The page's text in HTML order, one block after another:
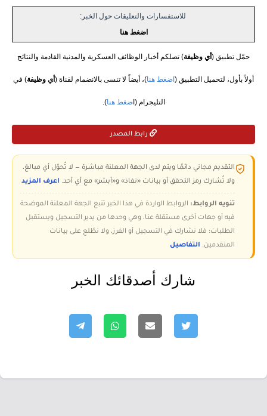
للاستفسارات والتعليقات حول الخبر:
اضغط هنا
حمّل تطبيق ( أي وظيفة) تصلكم أخبار الوظائف العسكرية والمدنية القادمة والنتائج
أولاً بأول، لتحميل التطبيق ( اضغط هنا)، أيضاً لا تنسى بالانضمام لقناة ( أي وظيفة) في
التليجرام (اضغط هنا).
رابط المصدر
التقديم مجاني دائمًا ويتم لدى الجهة المعلنة مباشرة — لا تُحوّل أي مبالغ،
ولا تُشارك رمز التحقق أو بيانات «نفاذ» و«أبشر» مع أي أحد. اعرف المزيد
تنويه الروابط: الروابط الواردة في هذا الخبر تتبع الجهة المعلنة الموضحة
فيه أو جهات أخرى مستقلة عنا، وهي وحدها من يدير التسجيل ويستقبل
الطلبات؛ فلا نشارك في التسجيل أو الفرز، ولا نطّلع على بيانات
المتقدمين. التفاصيل
شارك أصدقائك الخبر